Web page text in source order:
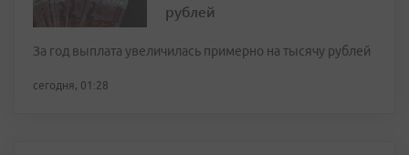
рублей
За год выплата увеличилась примерно на тысячу рублей
сегодня, 01:28